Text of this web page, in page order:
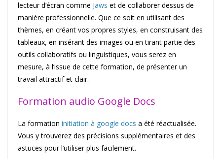
lecteur d’écran comme Jaws et de collaborer dessus de
manière professionnelle. Que ce soit en utilisant des
thèmes, en créant vos propres styles, en construisant des
tableaux, en insérant des images ou en tirant partie des
outils collaboratifs ou linguistiques, vous serez en
mesure, à l’issue de cette formation, de présenter un
travail attractif et clair.
Formation audio Google Docs
La formation initiation à google docs a été réactualisée.
Vous y trouverez des précisions supplémentaires et des
astuces pour l’utiliser plus facilement.